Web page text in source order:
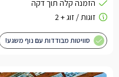
סוויטות מבודדות עם נוף משגע!